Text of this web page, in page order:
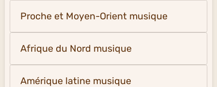
Proche et Moyen-Orient musique
Afrique du Nord musique
Amérique latine musique